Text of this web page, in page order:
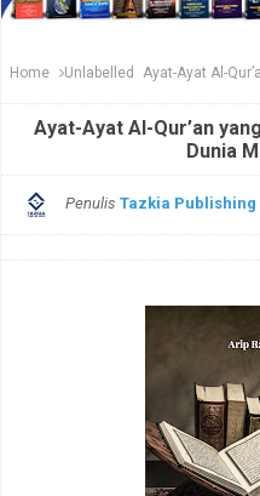
Home Unlabelled Ayat-Ayat Al-Qur’an
Ayat-Ayat Al-Qur’an
Dunia
Penulis Tazkia Publishing